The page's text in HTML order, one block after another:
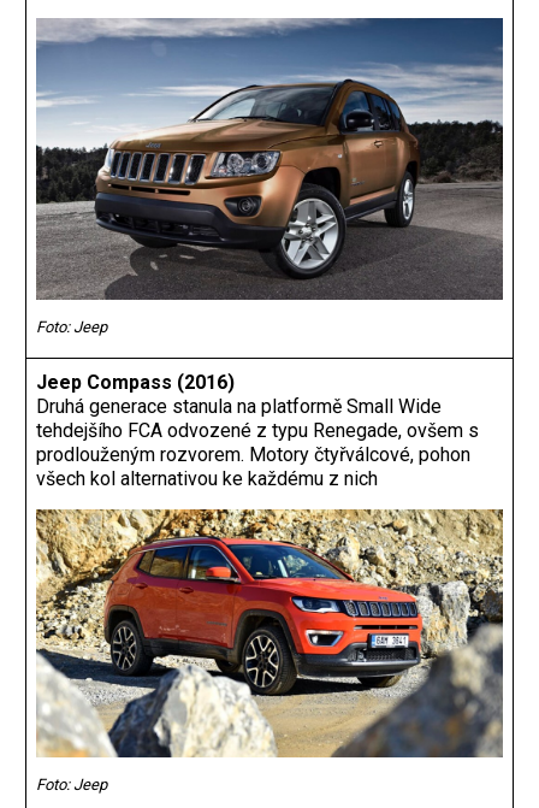
Foto: Jeep
Jeep Compass (2016)
Druhá generace stanula na platformě Small Wide
tehdejšího FCA odvozené z typu ­Renegade, ovšem s
prodlouženým rozvorem. ­Motory čtyřválcové, pohon
všech kol alternativou ke každému z nich
Foto: Jeep